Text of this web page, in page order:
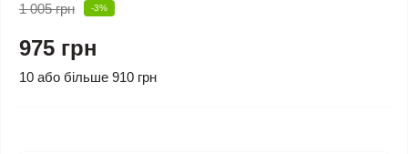
1 005 грн -3%
975 грн
10 або більше 910 грн